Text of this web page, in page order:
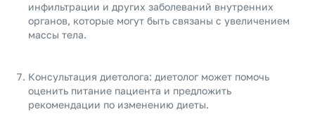
инфильтрации и других заболеваний внутренних
органов, которые могут быть связаны с увеличением
массы тела.
Консультация диетолога: диетолог может помочь
оценить питание пациента и предложить
рекомендации по изменению диеты.